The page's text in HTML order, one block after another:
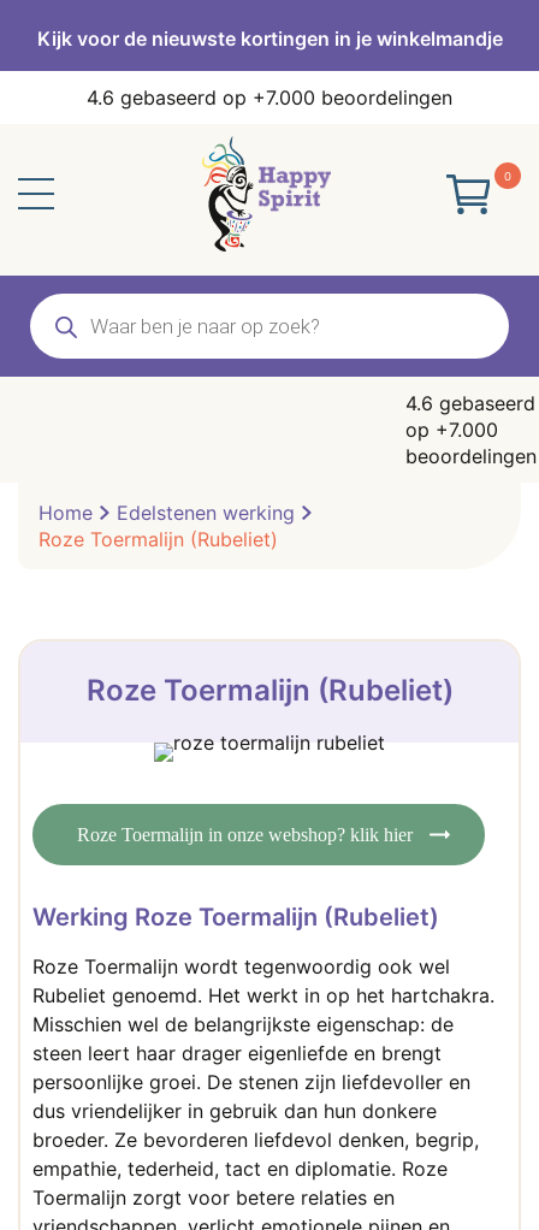
Kijk voor de nieuwste kortingen in je winkelmandje
4.6 gebaseerd op +7.000 beoordelingen
0
Producten
zoeken
4.6 gebaseerd
op +7.000
beoordelingen
Home
Edelstenen werking
Roze Toermalijn (Rubeliet)
Roze Toermalijn (Rubeliet)
Roze Toermalijn in onze webshop? klik hier
Werking Roze Toermalijn (Rubeliet)
Roze Toermalijn wordt tegenwoordig ook wel
Rubeliet genoemd. Het werkt in op het hartchakra.
Misschien wel de belangrijkste eigenschap: de
steen leert haar drager eigenliefde en brengt
persoonlijke groei. De stenen zijn liefdevoller en
dus vriendelijker in gebruik dan hun donkere
broeder. Ze bevorderen liefdevol denken, begrip,
empathie, tederheid, tact en diplomatie. Roze
Toermalijn zorgt voor betere relaties en